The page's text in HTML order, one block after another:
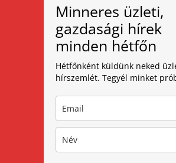
Minneres üzleti,
gazdasági hírek
minden hétfőn
Hétfőnként küldünk neked
hírszemlét. Tegyél minket